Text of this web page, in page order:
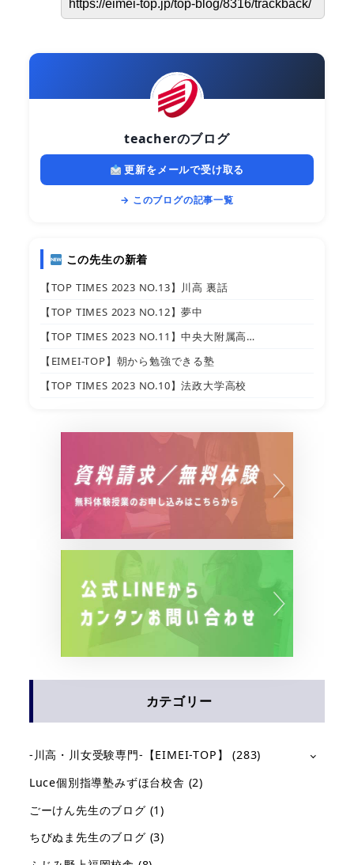
teacherのブログ
更新をメールで受け取る
→ このブログの記事一覧
この先生の新着
【TOP TIMES 2023 NO.13】川高 裏話
【TOP TIMES 2023 NO.12】夢中
【TOP TIMES 2023 NO.11】中央大附属高…
【EIMEI-TOP】朝から勉強できる塾
【TOP TIMES 2023 NO.10】法政大学高校
カテゴリー
-川高・川女受験専門-【EIMEI-TOP】
(283)
Luce個別指導塾みずほ台校舎 (2)
ごーけん先生のブログ (1)
ちびぬま先生のブログ (3)